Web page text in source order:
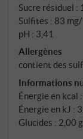
Sucre résiduel :
Sulfites : 83
pH : 3,41
Allergènes
contient des
Informations
Énergie en kcal
Énergie en kJ :
Glucides : 2,00 g